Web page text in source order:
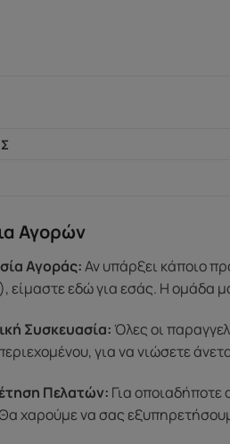
Αγορών
Αγοράς:Αν υπάρξει κάποιο
είμαστε εδώ για εσάς. Η ομάδα
Συσκευασία:Όλες οι
για να νιώσετε
Πελατών: Για οποιαδήποτε
χαρούμε να σας